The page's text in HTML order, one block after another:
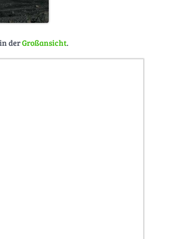
derGroßansicht.